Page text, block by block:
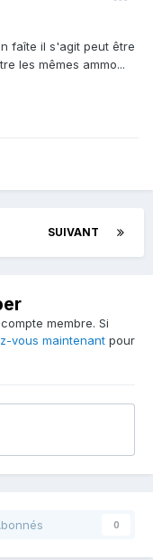
faîte il s'agit peut être
les mêmes ammo...
SUIVANT
membre. Si
vous maintenant pour
0